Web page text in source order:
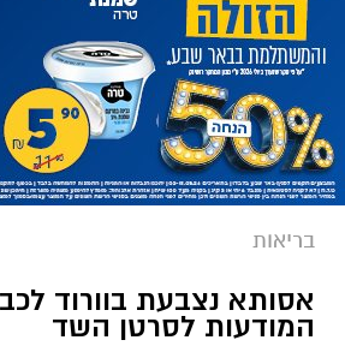
בריאות
אסותא נצבעת בוורוד
המודעות לסרטן השד